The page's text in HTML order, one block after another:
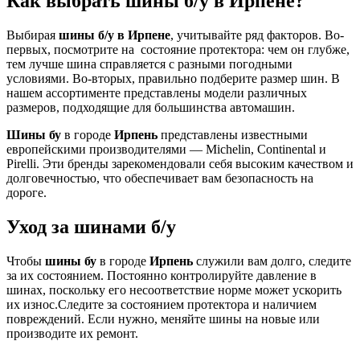
Выбирая шины б/у в Ирпене, учитывайте ряд факторов. Во-
первых, посмотрите на состояние протектора: чем он глубже,
тем лучше шина справляется с разными погодными
условиями. Во-вторых, правильно подберите размер шин. В
нашем ассортименте представлены модели различных
размеров, подходящие для большинства автомашин.
Шины бу в городе Ирпень представлены известными
европейскими производителями — Michelin, Continental и
Pirelli. Эти бренды зарекомендовали себя высоким качеством и
долговечностью, что обеспечивает вам безопасность на
дороге.
Уход за шинами б/у
Чтобы шины бу в городе Ирпень служили вам долго, следите
за их состоянием. Постоянно контролируйте давление в
шинах, поскольку его несоответствие норме может ускорить
их износ.Следите за состоянием протектора и наличием
повреждений. Если нужно, меняйте шины на новые или
производите их ремонт.